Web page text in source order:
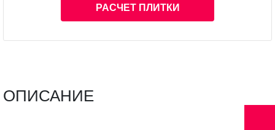
РАСЧЕТ ПЛИТКИ
ОПИСАНИЕ